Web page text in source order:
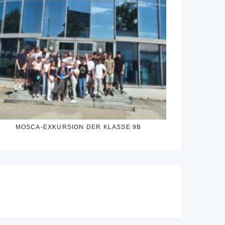
MOSCA-EXKURSION DER KLASSE 9B